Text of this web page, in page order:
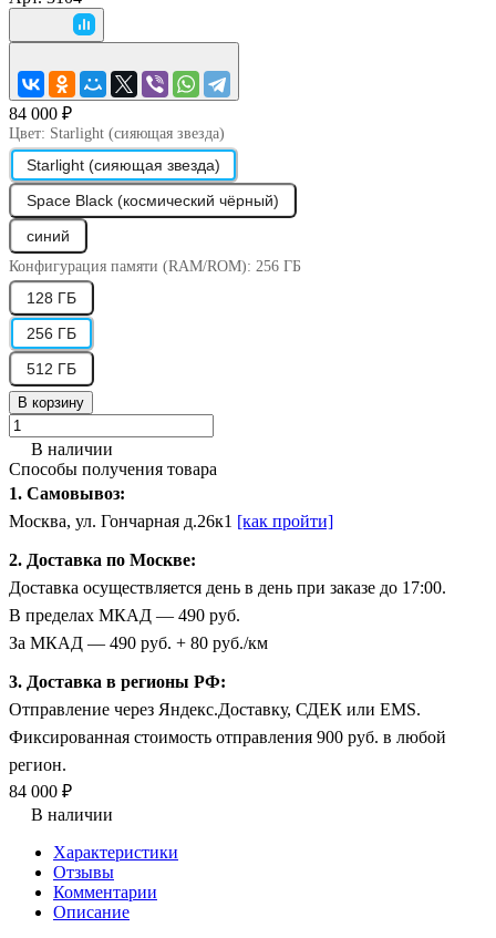
84 000 ₽
Цвет: Starlight (сияющая звезда)
Starlight (сияющая звезда)
Space Black (космический чёрный)
синий
Конфигурация памяти (RAM/ROM): 256 ГБ
128 ГБ
256 ГБ
512 ГБ
В корзину
В наличии
Способы получения товара
1. Самовывоз:
Москва, ул. Гончарная д.26к1 [как пройти]
2. Доставка по Москве:
Доставка осуществляется день в день при заказе до 17:00.
В пределах МКАД — 490 руб.
За МКАД — 490 руб. + 80 руб./км
3. Доставка в регионы РФ:
Отправление через Яндекс.Доставку, СДЕК или EMS.
Фиксированная стоимость отправления 900 руб. в любой
регион.
84 000 ₽
В наличии
Характеристики
Отзывы
Комментарии
Описание